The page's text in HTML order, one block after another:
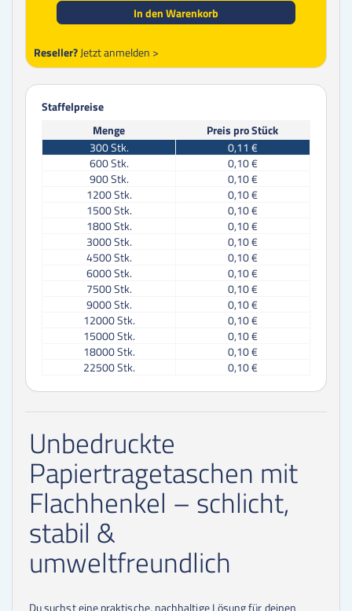
In den Warenkorb
Reseller?Jetzt anmelden >
Staffelpreise
Menge
Preis pro Stück
300Stk.
0,11 €
600Stk.
0,10 €
900Stk.
0,10 €
1200Stk.
0,10 €
1500Stk.
0,10 €
1800Stk.
0,10 €
3000Stk.
0,10 €
4500Stk.
0,10 €
6000Stk.
0,10 €
7500Stk.
0,10 €
9000Stk.
0,10 €
12000Stk.
0,10 €
15000Stk.
0,10 €
18000Stk.
0,10 €
22500Stk.
0,10 €
60000Stk.
0,08 €
75000
90000Stk.
Unbedruckte
Papiertragetaschen mit
Flachhenkel – schlicht,
stabil &
umweltfreundlich